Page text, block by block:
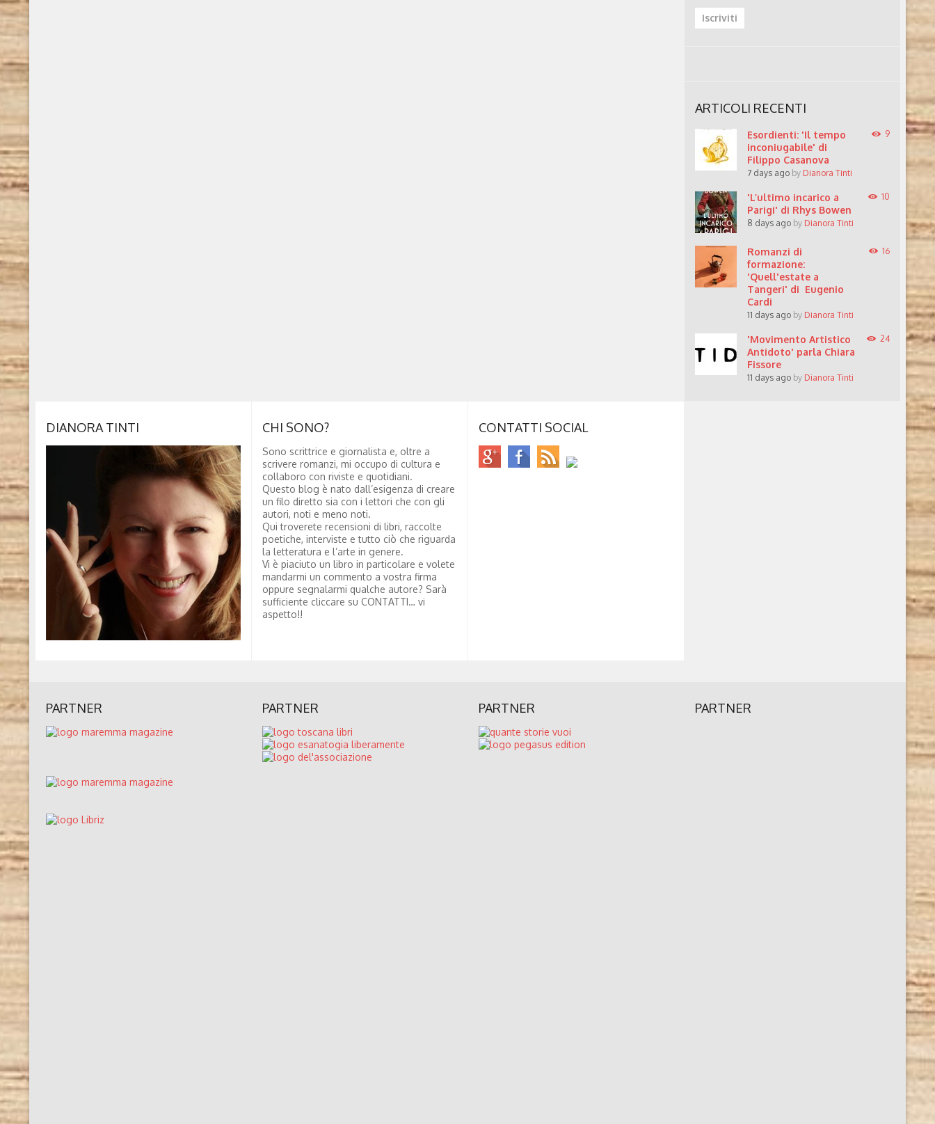
ARTICOLI RECENTI
Esordienti: 'Il tempo
inconiugabile' di
Filippo Casanova
7 days ago by Dianora Tinti
9
'L’ultimo incarico a
Parigi' di Rhys Bowen
8 days ago by Dianora Tinti
10
Romanzi di
formazione:
'Quell'estate a
Tangeri' di Eugenio
Cardi
11 days ago by Dianora Tinti
16
'Movimento Artistico
Antidoto' parla Chiara
Fissore
11 days ago by Dianora Tinti
24
DIANORA TINTI CHI SONO?
Sono scrittrice e giornalista e, oltre a
scrivere romanzi, mi occupo di cultura e
collaboro con riviste e quotidiani.
Questo blog è nato dall’esigenza di creare
un filo diretto sia con i lettori che con gli
autori, noti e meno noti.
Qui troverete recensioni di libri, raccolte
poetiche, interviste e tutto ciò che riguarda
la letteratura e l’arte in genere.
Vi è piaciuto un libro in particolare e volete
mandarmi un commento a vostra firma
oppure segnalarmi qualche autore? Sarà
sufficiente cliccare su CONTATTI… vi
aspetto!!
CONTATTI SOCIAL
PARTNER PARTNER PARTNER PARTNER